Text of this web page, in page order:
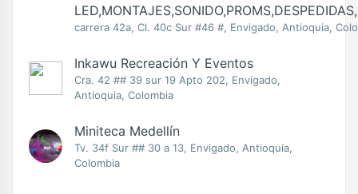
carrera 42a, Cl. 40c Sur #46 #, Envigado, Antioquia,
Inkawu Recreación Y Eventos
Cra. 42 ## 39 sur 19 Apto 202, Envigado,
Antioquia, Colombia
Miniteca Medellín
Tv. 34f Sur ## 30 a 13, Envigado, Antioquia,
Colombia